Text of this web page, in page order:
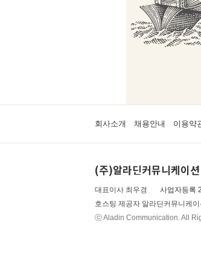
회사소개 채용안내 이용약
(주)알라딘커뮤니케이션
대표이사 최우경 사업자등록
호스팅 제공자 알라딘커뮤니케이
ⓒ Aladin Communication. All